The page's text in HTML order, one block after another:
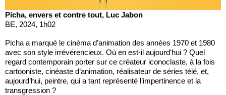
Picha, envers et contre tout, Luc Jabon
BE, 2024, 1h02
Picha a marqué le cinéma d’animation des années 1970 et 1980
avec son style irrévérencieux. Où en est-il aujourd’hui ? Quel
regard contemporain porter sur ce créateur iconoclaste, à la fois
cartooniste, cinéaste d’animation, réalisateur de séries télé, et,
aujourd’hui, peintre, qui a tant représenté l’impertinence et la
transgression ?